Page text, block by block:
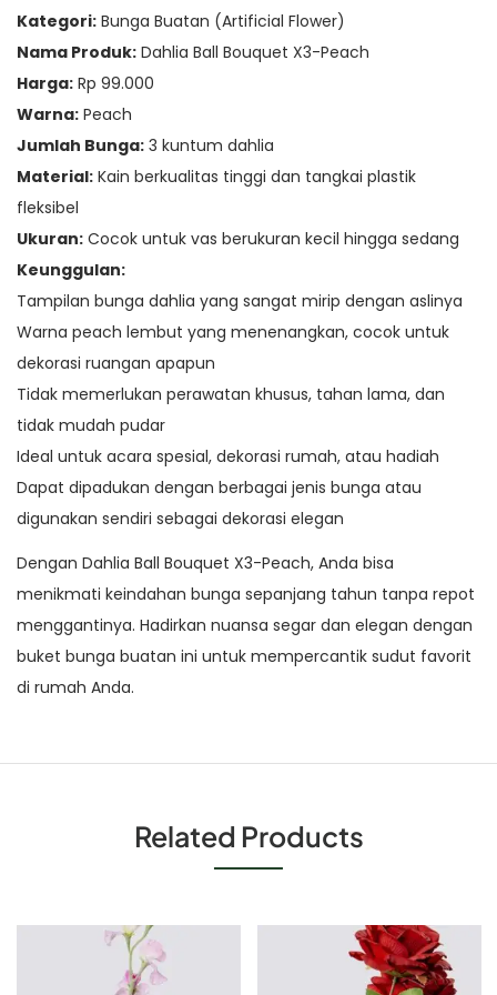
Kategori: Bunga Buatan (Artificial Flower)
Nama Produk: Dahlia Ball Bouquet X3-Peach
Harga: Rp 99.000
Warna: Peach
Jumlah Bunga: 3 kuntum dahlia
Material: Kain berkualitas tinggi dan tangkai plastik
fleksibel
Ukuran: Cocok untuk vas berukuran kecil hingga sedang
Keunggulan:
Tampilan bunga dahlia yang sangat mirip dengan aslinya
Warna peach lembut yang menenangkan, cocok untuk
dekorasi ruangan apapun
Tidak memerlukan perawatan khusus, tahan lama, dan
tidak mudah pudar
Ideal untuk acara spesial, dekorasi rumah, atau hadiah
Dapat dipadukan dengan berbagai jenis bunga atau
digunakan sendiri sebagai dekorasi elegan
Dengan Dahlia Ball Bouquet X3-Peach, Anda bisa
menikmati keindahan bunga sepanjang tahun tanpa repot
menggantinya. Hadirkan nuansa segar dan elegan dengan
buket bunga buatan ini untuk mempercantik sudut favorit
di rumah Anda.
Related Products